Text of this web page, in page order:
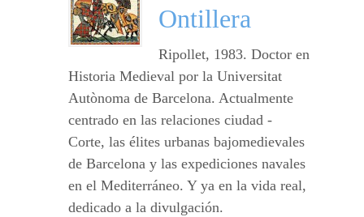
Ontillera
Ripollet, 1983. Doctor en
Historia Medieval por la Universitat
Autònoma de Barcelona. Actualmente
centrado en las relaciones ciudad -
Corte, las élites urbanas bajomedievales
de Barcelona y las expediciones navales
en el Mediterráneo. Y ya en la vida real,
dedicado a la divulgación.